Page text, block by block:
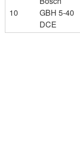
10
GBH 5-40
DCE